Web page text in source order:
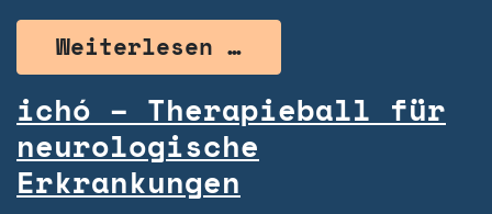
Weiterlesen …from Inmutouch –
ichó – Therapieball für
neurologische
Erkrankungen